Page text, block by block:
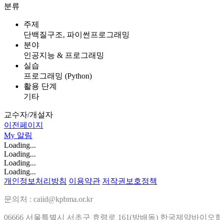
분류
주제
단백질구조, 파이썬프로그래밍
분야
인공지능 & 프로그래밍
실습
프로그래밍 (Python)
활용 단계
기타
교수자/개설자
이전페이지
My 알림
Loading...
Loading...
Loading...
Loading...
개인정보처리방침 이용약관 저작권보호정책
문의처 : caiid@kpbma.or.kr
06666 서울특별시 서초구 효령로 161(방배동) 한국제약바이오